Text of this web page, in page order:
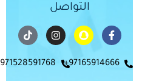
التواصل
97165914666+
971528591768+